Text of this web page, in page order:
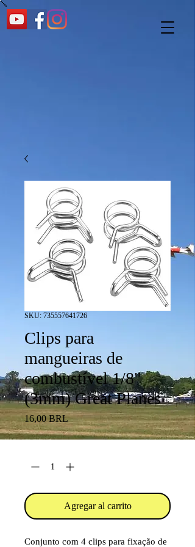
SKU: 735557641726
Clips para
mangueiras de
combustível 1/8"
(3mm) Great Planes
16,00 BRLPrecio
Agregar al carrito
Conjunto com 4 clips para fixação de